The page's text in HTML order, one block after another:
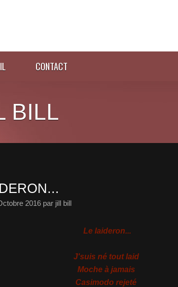
CONTACT
BILL
2016 par jill bill
Le laideron...
J'suis né tout laid
Moche à jamais
Casimodo rejeté